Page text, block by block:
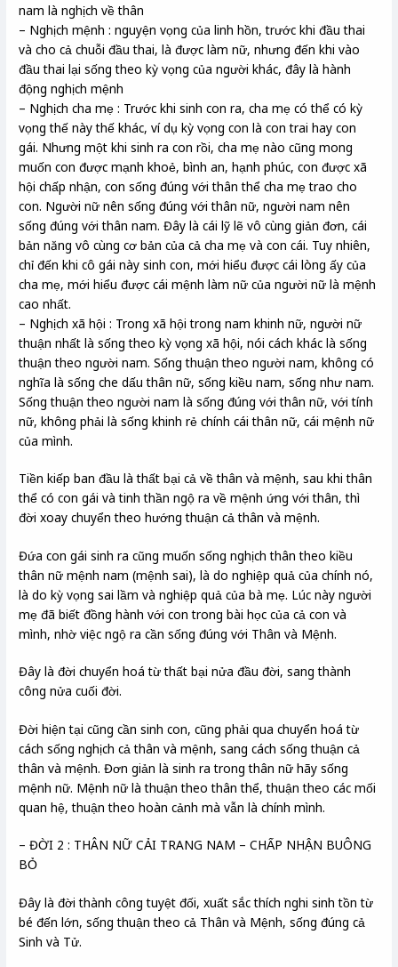
nam là nghịch về thân
– Nghịch mệnh : nguyện vọng của linh hồn, trước khi đầu thai
và cho cả chuỗi đầu thai, là được làm nữ, nhưng đến khi vào
đầu thai lại sống theo kỳ vọng của người khác, đây là hành
động nghịch mệnh
– Nghịch cha mẹ : Trước khi sinh con ra, cha mẹ có thể có kỳ
vọng thế này thế khác, ví dụ kỳ vọng con là con trai hay con
gái. Nhưng một khi sinh ra con rồi, cha mẹ nào cũng mong
muốn con được mạnh khoẻ, bình an, hạnh phúc, con được xã
hội chấp nhận, con sống đúng với thân thể cha mẹ trao cho
con. Người nữ nên sống đúng với thân nữ, người nam nên
sống đúng với thân nam. Đây là cái lỹ lẽ vô cùng giản đơn, cái
bản năng vô cùng cơ bản của cả cha mẹ và con cái. Tuy nhiên,
chỉ đến khi cô gái này sinh con, mới hiểu được cái lòng ấy của
cha mẹ, mới hiểu được cái mệnh làm nữ của người nữ là mệnh
cao nhất.
– Nghịch xã hội : Trong xã hội trong nam khinh nữ, người nữ
thuận nhất là sống theo kỳ vọng xã hội, nói cách khác là sống
thuận theo người nam. Sống thuận theo người nam, không có
nghĩa là sống che dấu thân nữ, sống kiều nam, sống như nam.
Sống thuận theo người nam là sống đúng với thân nữ, với tính
nữ, không phải là sống khinh rẻ chính cái thân nữ, cái mệnh nữ
của mình.
Tiền kiếp ban đầu là thất bại cả về thân và mệnh, sau khi thân
thể có con gái và tinh thần ngộ ra về mệnh ứng với thân, thì
đời xoay chuyển theo hướng thuận cả thân và mệnh.
Đứa con gái sinh ra cũng muốn sống nghịch thân theo kiều
thân nữ mệnh nam (mệnh sai), là do nghiệp quả của chính nó,
là do kỳ vọng sai lầm và nghiệp quả của bà mẹ. Lúc này người
mẹ đã biết đồng hành với con trong bài học của cả con và
mình, nhờ việc ngộ ra cần sống đúng với Thân và Mệnh.
Đây là đời chuyển hoá từ thất bại nửa đầu đời, sang thành
công nửa cuối đời.
Đời hiện tại cũng cần sinh con, cũng phải qua chuyển hoá từ
cách sống nghịch cả thân và mệnh, sang cách sống thuận cả
thân và mệnh. Đơn giản là sinh ra trong thân nữ hãy sống
mệnh nữ. Mệnh nữ là thuận theo thân thể, thuận theo các mối
quan hệ, thuận theo hoàn cảnh mà vẫn là chính mình.
– ĐỜI 2 : THÂN NỮ CẢI TRANG NAM – CHẤP NHẬN BUÔNG
BỎ
Đây là đời thành công tuyệt đối, xuất sắc thích nghi sinh tồn từ
bé đến lớn, sống thuận theo cả Thân và Mệnh, sống đúng cả
Sinh và Tử.